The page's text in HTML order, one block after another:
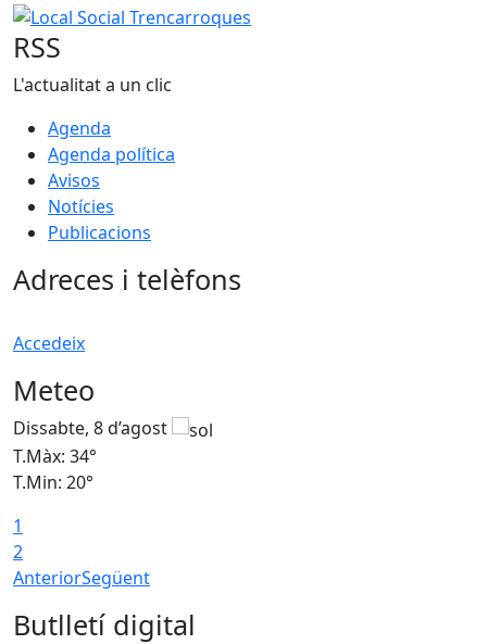
RSS
L'actualitat a un clic
Agenda
Agenda política
Avisos
Notícies
Publicacions
Adreces i telèfons
Accedeix
Meteo
Dissabte, 8 d’agost
T.Màx: 34°
T.Min: 20°
1
2
AnteriorSegüent
Butlletí digital